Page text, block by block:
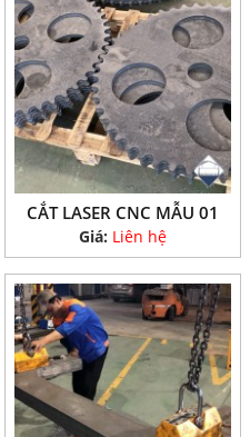
CẮT LASER CNC MẪU 01
Giá: Liên hệ